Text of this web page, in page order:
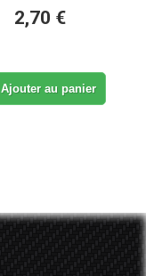
2,70 €
Ajouter au panier